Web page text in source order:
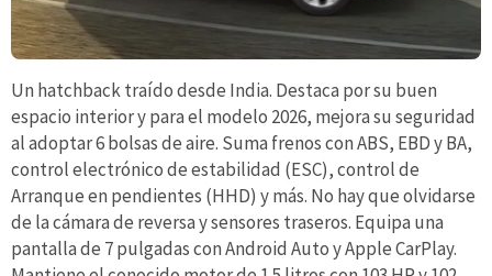
Un hatchback traído desde India. Destaca por su buen
espacio interior y para el modelo 2026, mejora su seguridad
al adoptar 6 bolsas de aire. Suma frenos con ABS, EBD y BA,
control electrónico de estabilidad (ESC), control de
Arranque en pendientes (HHD) y más. No hay que olvidarse
de la cámara de reversa y sensores traseros. Equipa una
pantalla de 7 pulgadas con Android Auto y Apple CarPlay.